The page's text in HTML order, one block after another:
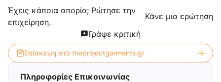
Έχεις κάποια απορία; Ρώτησε την
επιχείρηση.
Κάνε μια ερώτηση
Γράψε κριτική
Επίσκεψη στο theprojectgarments.gr
Πληροφορίες Επικοινωνίας